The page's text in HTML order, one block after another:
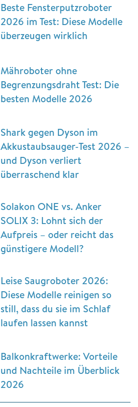
Beste Fensterputzroboter
2026 im Test: Diese Modelle
überzeugen wirklich
Mähroboter ohne
Begrenzungsdraht Test: Die
besten Modelle 2026
Shark gegen Dyson im
Akkustaubsauger-Test 2026 –
und Dyson verliert
überraschend klar
Solakon ONE vs. Anker
SOLIX 3: Lohnt sich der
Aufpreis – oder reicht das
günstigere Modell?
Leise Saugroboter 2026:
Diese Modelle reinigen so
still, dass du sie im Schlaf
laufen lassen kannst
Balkonkraftwerke: Vorteile
und Nachteile im Überblick
2026